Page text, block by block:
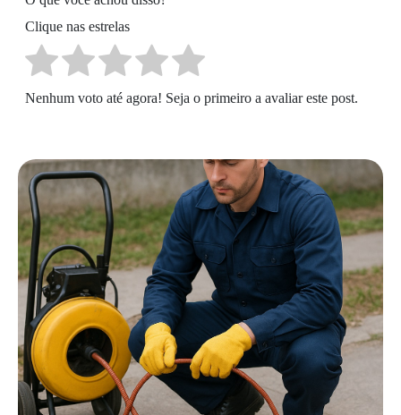
Clique nas estrelas
Nenhum voto até agora! Seja o primeiro a avaliar este post.